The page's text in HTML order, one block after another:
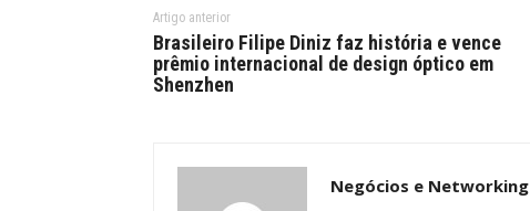
Artigo anterior
Brasileiro Filipe Diniz faz história e vence
prêmio internacional de design óptico em
Shenzhen
Negócios e Networking